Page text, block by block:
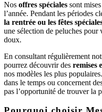
Nos offres spéciales sont
l’année. Pendant les périodes
la rentrée ou les fêtes
une sélection de peluches
doux.
En consultant régulièrement
pourrez découvrir des remises
nos modèles les plus
dans le temps ou concernent
pas l’opportunité de trouver la